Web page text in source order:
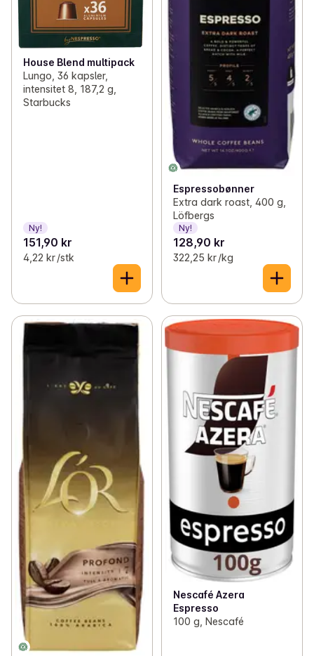
House Blend multipack
Lungo, 36 kapsler,
intensitet 8, 187,2 g,
Starbucks
Ny!
151,90 kr
4,22 kr /stk
Espressobønner
Extra dark roast, 400 g,
Löfbergs
Ny!
128,90 kr
322,25 kr /kg
Nescafé Azera
Espresso
100 g, Nescafé